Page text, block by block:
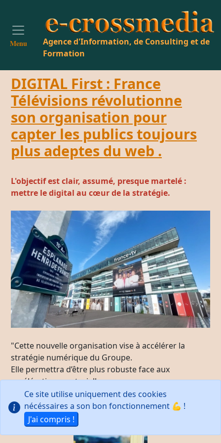
Menu
Agence d'Information, de Consulting et de
Formation
DIGITAL First : France
Télévisions révolutionne
son organisation pour
capter les publics toujours
plus adeptes du web .
L'objectif est clair, assumé, presque martelé :
mettre le digital au cœur de la stratégie.
"Cette nouvelle organisation vise à accélérer la
stratégie numérique du Groupe.
Elle permettra d’être plus robuste face aux
accélérations sectorielles
et plus à même de déployer sur tous les usages
et dans tous les environnements les missions
et l’utilité du service public de l’audiovisuel".
Ce site utilise uniquement des cookies
nécéssaires a son bon fonctionnement 💪 !
J'ai compris !